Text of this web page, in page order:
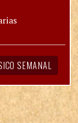
SEMANAL